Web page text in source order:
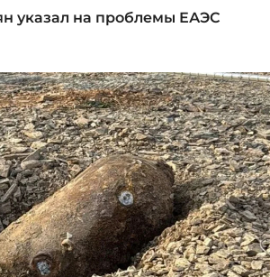
указал на проблемы ЕАЭС